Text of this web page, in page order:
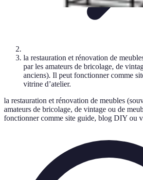
la restauration et rénovation de
par les amateurs de bricolage, de
anciens). Il peut fonctionner comme
vitrine d’atelier.
la restauration et rénovation de meubles
amateurs de bricolage, de vintage ou de
fonctionner comme site guide, blog DIY ou